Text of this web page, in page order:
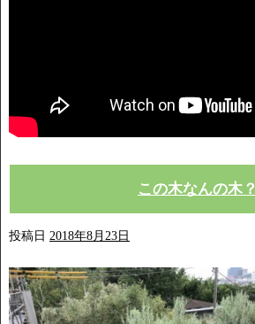
この木なんの木？
投稿日 2018年8月23日